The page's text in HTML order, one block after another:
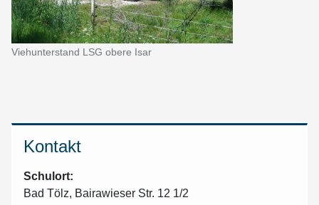
Viehunterstand LSG obere Isar
Kontakt
Schulort:
Bad Tölz, Bairawieser Str. 12 1/2